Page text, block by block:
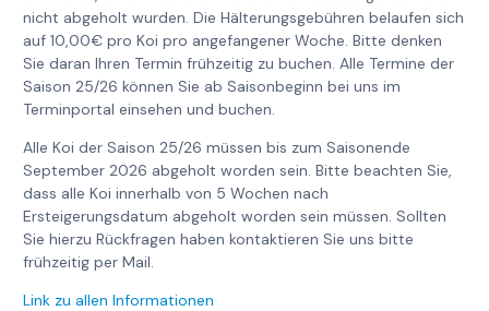
nicht abgeholt wurden. Die Hälterungsgebühren belaufen sich
auf 10,00€ pro Koi pro angefangener Woche. Bitte denken
Sie daran Ihren Termin frühzeitig zu buchen. Alle Termine der
Saison 25/26 können Sie ab Saisonbeginn bei uns im
Terminportal einsehen und buchen.
Alle Koi der Saison 25/26 müssen bis zum Saisonende
September 2026 abgeholt worden sein. Bitte beachten Sie,
dass alle Koi innerhalb von 5 Wochen nach
Ersteigerungsdatum abgeholt worden sein müssen. Sollten
Sie hierzu Rückfragen haben kontaktieren Sie uns bitte
frühzeitig per Mail.
Link zu allen Informationen